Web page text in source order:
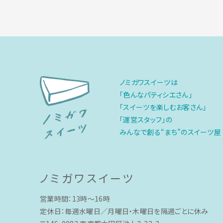
ノミガワスイーツは
「色んなパティシエさん」
「スイーツを楽しむお客さん」
「運営スタッフ」の
みんなで創る“まち”のスイーツ屋
ノミガワスイーツ
営業時間：13時〜16時
定休日：毎週水曜日／月曜日・木曜日を隔週ごとに休み